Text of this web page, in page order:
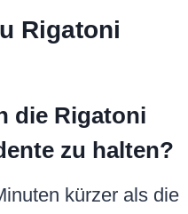
Rigatoni
die Rigatoni
zu halten?
kürzer als die